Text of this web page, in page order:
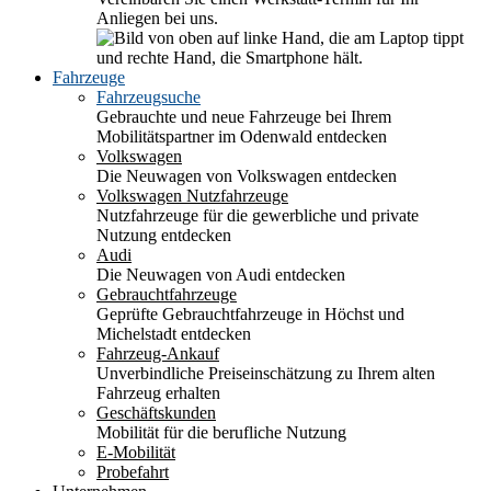
Anliegen bei uns.
Fahrzeuge
Fahrzeugsuche
Gebrauchte und neue Fahrzeuge bei Ihrem
Mobilitätspartner im Odenwald entdecken
Volkswagen
Die Neuwagen von Volkswagen entdecken
Volkswagen Nutzfahrzeuge
Nutzfahrzeuge für die gewerbliche und private
Nutzung entdecken
Audi
Die Neuwagen von Audi entdecken
Gebrauchtfahrzeuge
Geprüfte Gebrauchtfahrzeuge in Höchst und
Michelstadt entdecken
Fahrzeug-Ankauf
Unverbindliche Preiseinschätzung zu Ihrem alten
Fahrzeug erhalten
Geschäftskunden
Mobilität für die berufliche Nutzung
E-Mobilität
Probefahrt